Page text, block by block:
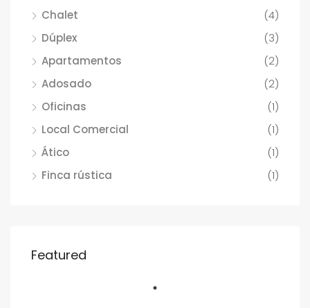
Chalet
(4)
Dúplex
(3)
Apartamentos
(2)
Adosado
(2)
Oficinas
(1)
Local Comercial
(1)
Ático
(1)
Finca rústica
(1)
Featured